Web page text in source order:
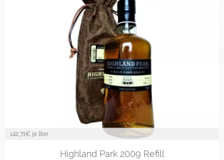
142,71€ je liter
Highland Park 2009 Refill